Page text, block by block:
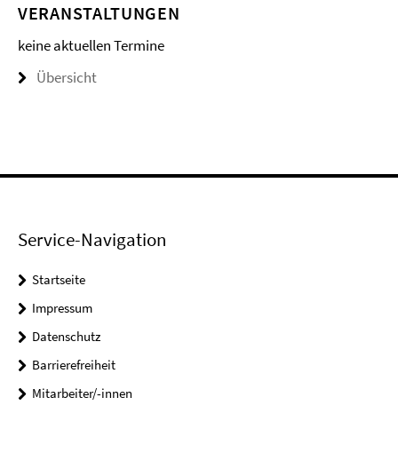
VERANSTALTUNGEN
keine aktuellen Termine
Übersicht
Service-Navigation
Startseite
Impressum
Datenschutz
Barrierefreiheit
Mitarbeiter/-innen